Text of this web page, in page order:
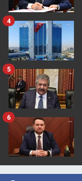
4
5
6